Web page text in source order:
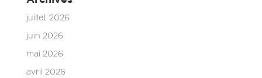
juillet 2026
juin 2026
mai 2026
avril 2026